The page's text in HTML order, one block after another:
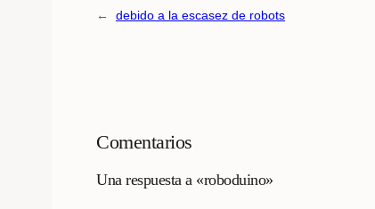
← debido a la escasez de robots
Comentarios
Una respuesta a «roboduino»